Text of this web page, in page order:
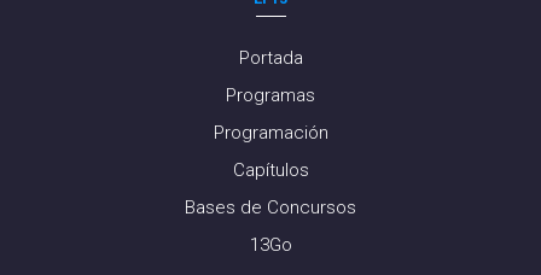
Portada
Programas
Programación
Capítulos
Bases de Concursos
13Go